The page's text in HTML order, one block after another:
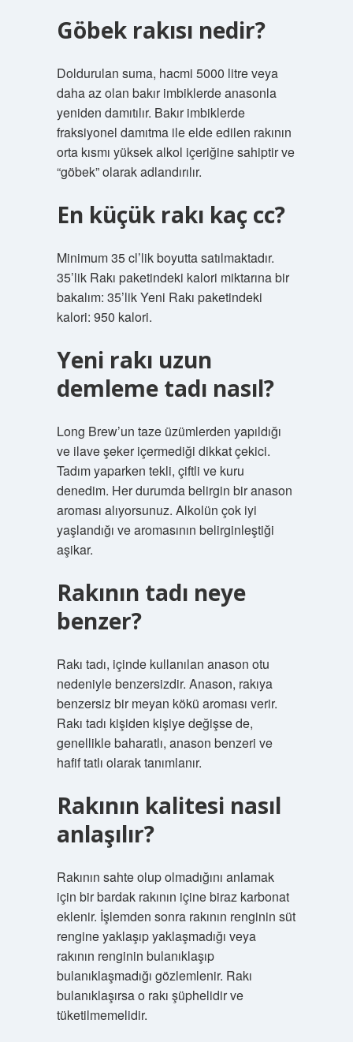
Göbek rakısı nedir?
Doldurulan suma, hacmi 5000 litre veya
daha az olan bakır imbiklerde anasonla
yeniden damıtılır. Bakır imbiklerde
fraksiyonel damıtma ile elde edilen rakının
orta kısmı yüksek alkol içeriğine sahiptir ve
“göbek” olarak adlandırılır.
En küçük rakı kaç cc?
Minimum 35 cl’lik boyutta satılmaktadır.
35’lik Rakı paketindeki kalori miktarına bir
bakalım: 35’lik Yeni Rakı paketindeki
kalori: 950 kalori.
Yeni rakı uzun
demleme tadı nasıl?
Long Brew’un taze üzümlerden yapıldığı
ve ilave şeker içermediği dikkat çekici.
Tadım yaparken tekli, çiftli ve kuru
denedim. Her durumda belirgin bir anason
aroması alıyorsunuz. Alkolün çok iyi
yaşlandığı ve aromasının belirginleştiği
aşikar.
Rakının tadı neye
benzer?
Rakı tadı, içinde kullanılan anason otu
nedeniyle benzersizdir. Anason, rakıya
benzersiz bir meyan kökü aroması verir.
Rakı tadı kişiden kişiye değişse de,
genellikle baharatlı, anason benzeri ve
hafif tatlı olarak tanımlanır.
Rakının kalitesi nasıl
anlaşılır?
Rakının sahte olup olmadığını anlamak
için bir bardak rakının içine biraz karbonat
eklenir. İşlemden sonra rakının renginin süt
rengine yaklaşıp yaklaşmadığı veya
rakının renginin bulanıklaşıp
bulanıklaşmadığı gözlemlenir. Rakı
bulanıklaşırsa o rakı şüphelidir ve
tüketilmemelidir.